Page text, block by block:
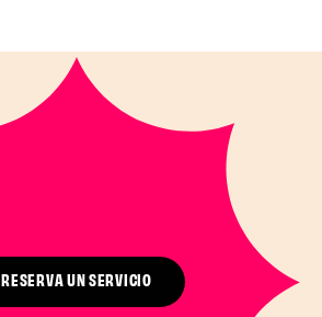
RESERVA UN SERVICIO